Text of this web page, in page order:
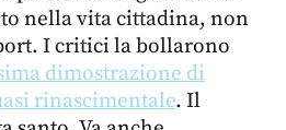
nella vita cittadina, non
I critici la bollarono
dimostrazione di
rinascimentale. Il